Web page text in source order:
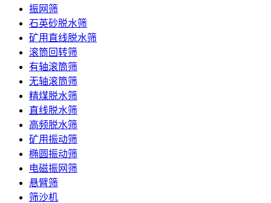
振网筛
石英砂脱水筛
矿用直线脱水筛
滚筒回转筛
有轴滚筒筛
无轴滚筒筛
精煤脱水筛
直线脱水筛
高频脱水筛
矿用振动筛
椭圆振动筛
电磁振网筛
悬臂筛
筛沙机